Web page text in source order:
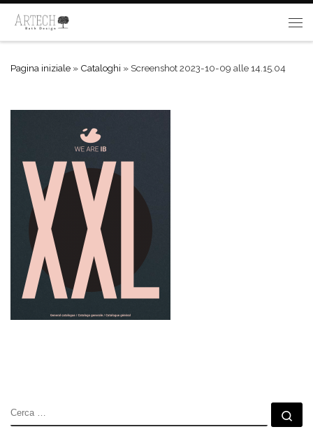
Passa al contenuto
Pagina iniziale » Cataloghi » Screenshot 2023-10-09 alle 14.15.04
CERCA